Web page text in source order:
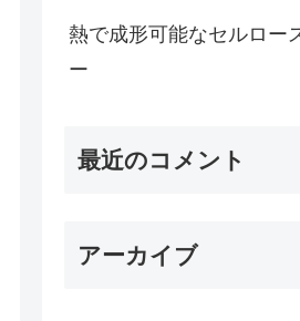
熱で成形可能なセルロー
ー
最近のコメント
アーカイブ